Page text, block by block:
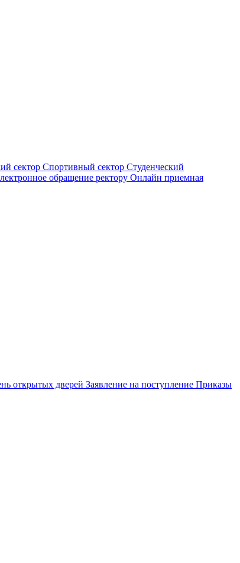
сектор Спортивный сектор Студенческий
обращение ректору Онлайн приемная
открытых дверей Заявление на поступление Приказы